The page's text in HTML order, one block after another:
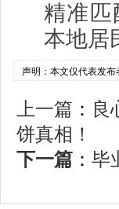
精准匹
本地居
声明：本文仅代表发
上一篇 ： 良
饼真相！
下一篇 ： 毕